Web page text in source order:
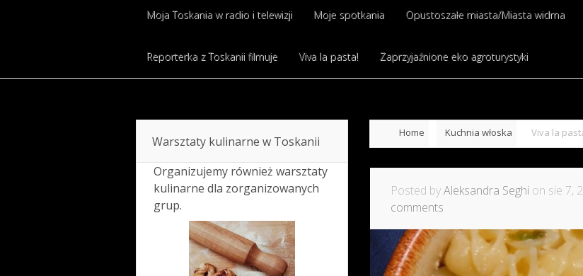
Moja Toskania w radio i telewizji Moje spotkania Opustoszałe miasta/Miasta widma
Reporterka z Toskanii filmuje Viva la pasta! Zaprzyjaźnione eko agroturystyki
Home Kuchnia włoska Viva la
Posted byAleksandra Seghi on sie 7,
comments
Warsztaty kulinarne w Toskanii
Organizujemy również warsztaty
kulinarne dla zorganizowanych
grup.